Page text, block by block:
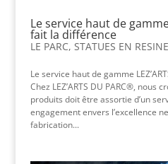
Le service haut de gamme
fait la différence
LE PARC, STATUES EN RESINE
Le service haut de gamme
Chez LEZ’ARTS DU PARC®, nous
produits doit être assortie d’un
engagement envers l’excellence
fabrication...